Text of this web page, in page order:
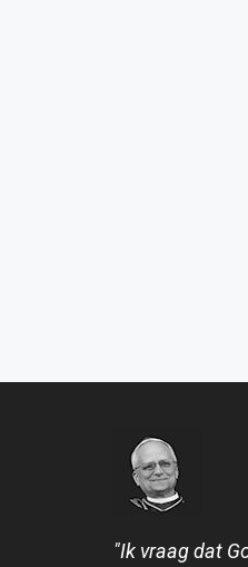
"Ik vraag dat